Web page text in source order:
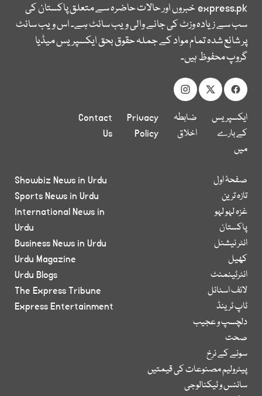
express.pkخبروں اور حالات حاضرہ سے متعلق پاکستان کی
سب سے زیادہ وزٹ کی جانے والی ویب سائٹ ہے۔ اس ویب سائٹ
پر شائع شدہ تمام مواد کے جملہ حقوق بحق ایکسپریس میڈیا
گروپ محفوظ ہیں۔
ایکسپریس
کے بارے
میں
ضابطہ
اخلاق
Privacy
Policy
Contact
Us
صفحۂ اول
تازہ ترین
غزہ لہو لہو
پاکستان
انٹر نیشنل
کھیل
انٹرٹینمنٹ
لائف اسٹائل
ٹاپ ٹرینڈ
دلچسپ و عجیب
صحت
سونے کے نرخ
پیٹرولیم مصنوعات کی قیمتیں
سائنس و ٹیکنالوجی
Showbiz News in Urdu
Sports News in Urdu
International News in
Urdu
Business News in Urdu
Urdu Magazine
Urdu Blogs
The Express Tribune
Express Entertainment